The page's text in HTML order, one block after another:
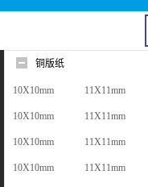
铜版纸
10X10mm 11X11mm
10X10mm 11X11mm
10X10mm 11X11mm
10X10mm 11X11mm